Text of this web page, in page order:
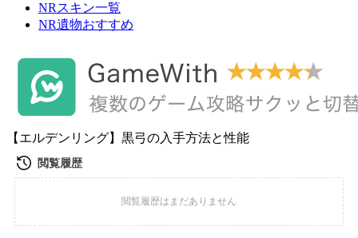
NRスキン一覧
NR遺物おすすめ
【エルデンリング】黒弓の入手方法と性能